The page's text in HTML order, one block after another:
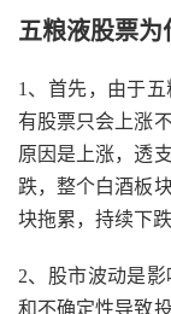
五粮液股票为
1、首先，由于
有股票只会上涨
原因是上涨，透
跌，整个白酒板
块拖累，持续下跌
2、股市波动是
和不确定性导致